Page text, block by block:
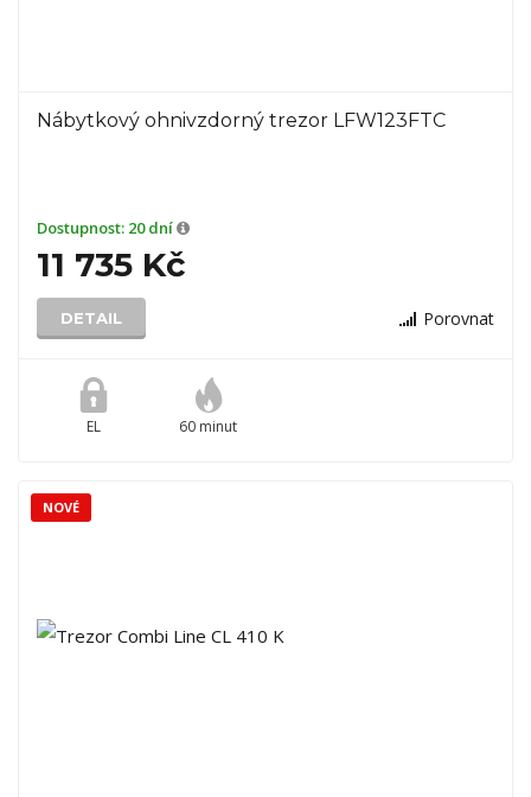
Nábytkový ohnivzdorný trezor LFW123FTC
Dostupnost: 20 dní
11 735 Kč
DETAIL Porovnat
EL 60 minut
NOVÉ